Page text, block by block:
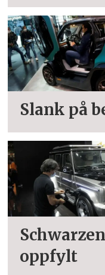
Slank på
oppfylt